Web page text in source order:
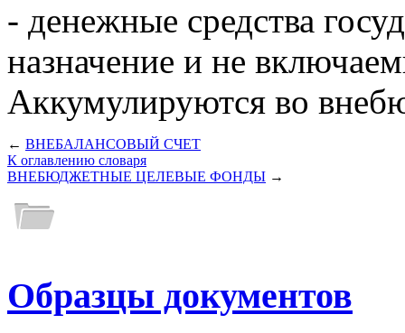
- денежные средства
назначение и не
Аккумулируются во
← ВНЕБАЛАНСОВЫЙ СЧЕТ
К оглавлению словаря
ВНЕБЮДЖЕТНЫЕ ЦЕЛЕВЫЕ ФОНДЫ →
Образцы документов